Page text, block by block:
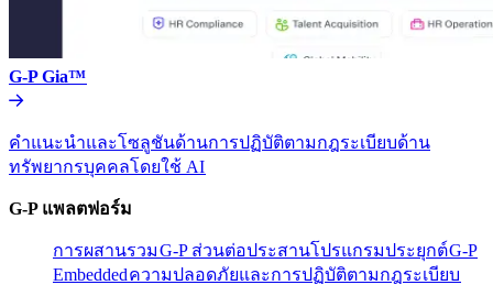
G-P Gia™​​
คำแนะนำและโซลูชันด้านการปฏิบัติตามกฎระเบียบด้าน
ทรัพยากรบุคคลโดยใช้ AI​​
G-P แพลตฟอร์ม​​
การผสานรวม​​G-P ส่วนต่อประสานโปรแกรมประยุกต์​​G-P
Embedded​​ความปลอดภัยและการปฏิบัติตามกฎระเบียบ​​